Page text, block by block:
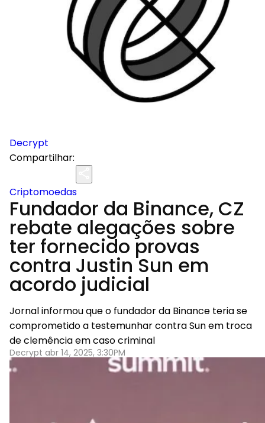
Decrypt
Compartilhar:
Criptomoedas
Fundador da Binance, CZ
rebate alegações sobre
ter fornecido provas
contra Justin Sun em
acordo judicial
Jornal informou que o fundador da Binance teria se
comprometido a testemunhar contra Sun em troca
de clemência em caso criminal
Decrypt abr 14, 2025, 3:30PM